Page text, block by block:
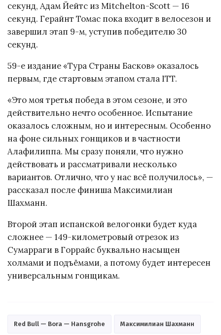
секунд, Адам Йейтс из Mitchelton-Scott — 16
секунд. Герайнт Томас пока входит в велосезон и
завершил этап 9-м, уступив победителю 30
секунд.
59-е издание «Тура Страны Басков» оказалось
первым, где стартовым этапом стала ITT.
«Это моя третья победа в этом сезоне, и это
действительно нечто особенное. Испытание
оказалось сложным, но и интересным. Особенно
на фоне сильных гонщиков и в частности
Алафилиппа. Мы сразу поняли, что нужно
действовать и рассматривали несколько
вариантов. Отлично, что у нас всё получилось», —
рассказал после финиша Максимилиан
Шахманн.
Второй этап испанской велогонки будет куда
сложнее — 149-километровый отрезок из
Сумарраги в Горрайс буквально насыщен
холмами и подъёмами, а потому будет интересен
универсальным гонщикам.
Red Bull — Bora — Hansgrohe Максимилиан Шахманн